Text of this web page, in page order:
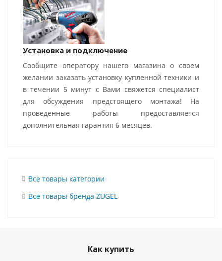
Установка и подключение
Сообщите оператору нашего магазина о своем
желании заказать установку купленной техники и
в течении 5 минут с Вами свяжется специалист
для обсуждения предстоящего монтажа! На
проведенные работы предоставляется
дополнительная гарантия 6 месяцев.
Все товары категории
Все товары бренда ZUGEL
Как купить